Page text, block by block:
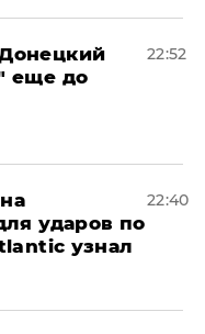
еще до
22:52
ударов по
узнал
22:40